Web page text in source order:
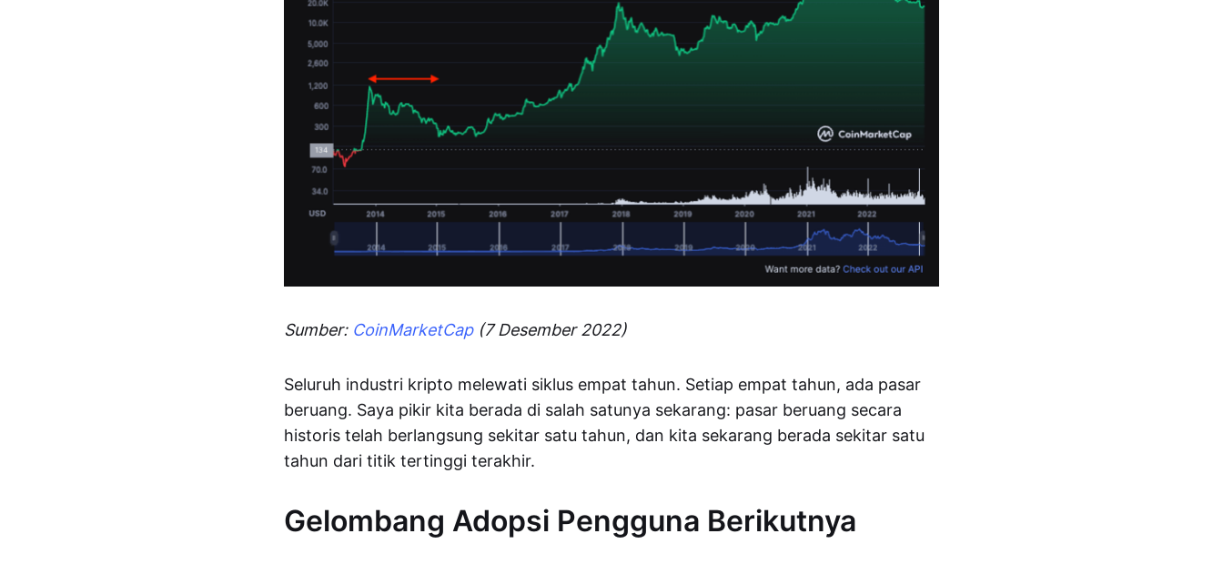
Sumber: CoinMarketCap(7 Desember 2022)
Seluruh industri kripto melewati siklus empat tahun. Setiap empat tahun, ada pasar
beruang. Saya pikir kita berada di salah satunya sekarang: pasar beruang secara
historis telah berlangsung sekitar satu tahun, dan kita sekarang berada sekitar satu
tahun dari titik tertinggi terakhir.
Gelombang Adopsi Pengguna Berikutnya